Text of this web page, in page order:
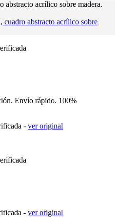
abstracto acrílico sobre
Envío rápido. 100%
- ver original
- ver original